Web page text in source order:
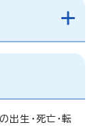
出生・死亡・転